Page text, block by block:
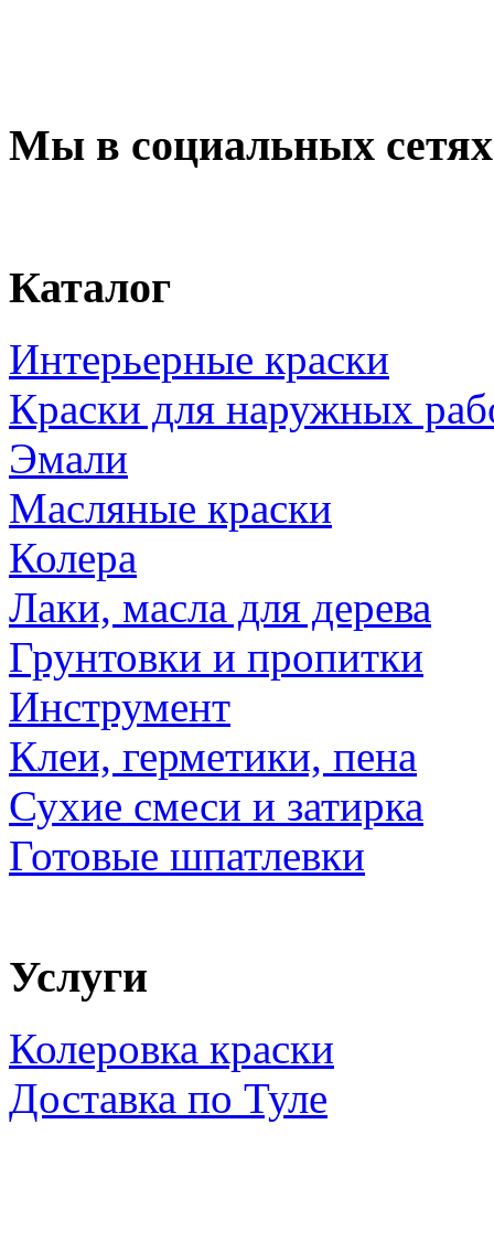
Мы в социальных сетях
Каталог
Интерьерные краски
Краски для наружных
Эмали
Масляные краски
Колера
Лаки, масла для дерева
Грунтовки и пропитки
Инструмент
Клеи, герметики, пена
Сухие смеси и затирка
Готовые шпатлевки
Услуги
Колеровка краски
Доставка по Туле